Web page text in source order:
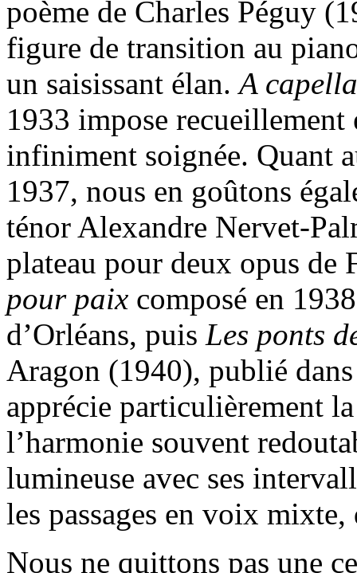
poème de Charles Péguy
figure de transition au
un saisissant élan.A
1933 impose recueillement
infiniment soignée. Quant
1937, nous en goûtons
ténor Alexandre Nervet-
plateau pour deux opus de
pour paix composé en
d’Orléans, puis Les ponts
Aragon (1940), publié
apprécie particulièrement
l’harmonie souvent
lumineuse avec ses
les passages en voix
Nous ne quittons pas une